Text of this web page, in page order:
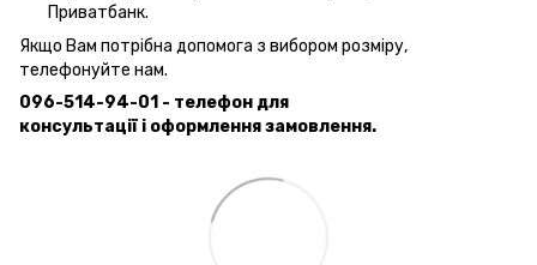
Приватбанк.
Якщо Вам потрібна допомога з вибором розміру,
телефонуйте нам.
096-514-94-01 - телефон для
консультації і оформлення замовлення.